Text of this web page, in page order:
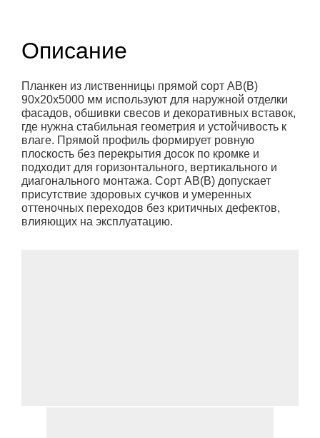
Описание
Планкен из лиственницы прямой сорт АВ(В)
90x20x5000 мм используют для наружной отделки
фасадов, обшивки свесов и декоративных вставок,
где нужна стабильная геометрия и устойчивость к
влаге. Прямой профиль формирует ровную
плоскость без перекрытия досок по кромке и
подходит для горизонтального, вертикального и
диагонального монтажа. Сорт АВ(В) допускает
присутствие здоровых сучков и умеренных
оттеночных переходов без критичных дефектов,
влияющих на эксплуатацию.